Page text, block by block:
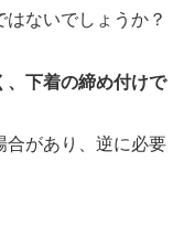
ないでしょうか？
、下着の締め付けで
合があり、逆に必要